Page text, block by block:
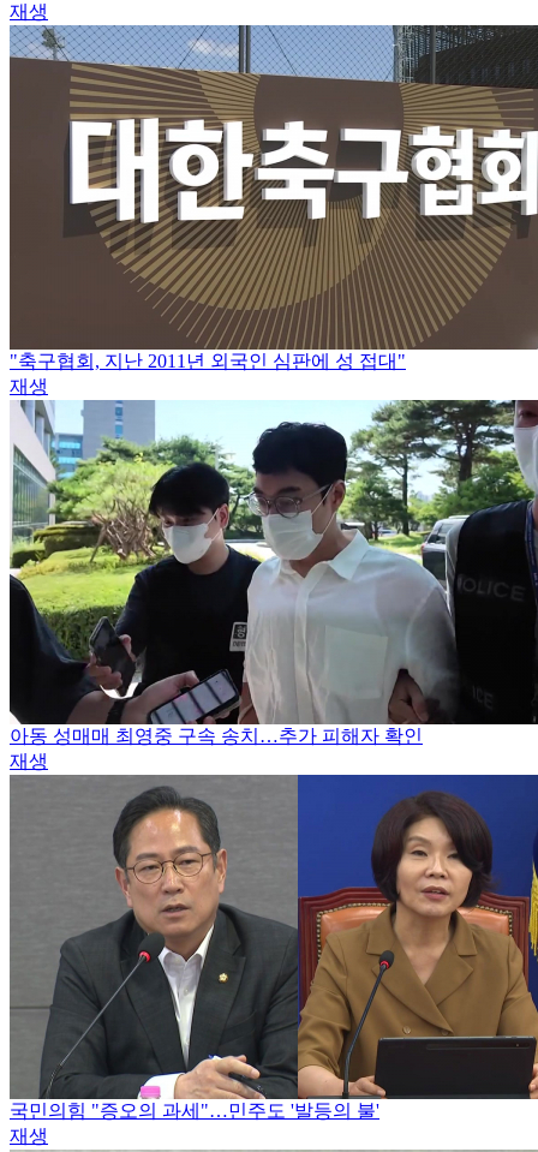
재생
"축구협회, 지난 2011년 외국인 심판에 성 접대"
재생
아동 성매매 최영중 구속 송치…추가 피해자 확인
재생
국민의힘 "증오의 과세"…민주도 '발등의 불'
재생